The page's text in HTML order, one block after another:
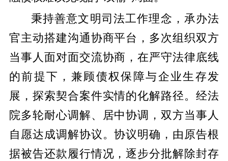
秉持善意文明司法工作理念，承办法
官主动搭建沟通协商平台，多次组织双方
当事人面对面交流协商，在严守法律底线
的前提下，兼顾债权保障与企业生存发
展，探索契合案件实情的化解路径。经法
院多轮耐心调解、居中协调，双方当事人
自愿达成调解协议。协议明确，由原告根
据被告还款履行情况，逐步分批解除封存